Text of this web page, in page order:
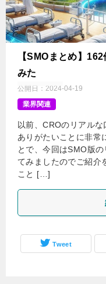
【SMOまとめ】
みた
公開日： 2024-04-19
業界関連
以前、CROのリアル
ありがたいことに非常
とで、今回はSMO版
てみましたのでご紹介
こと […]
Tweet